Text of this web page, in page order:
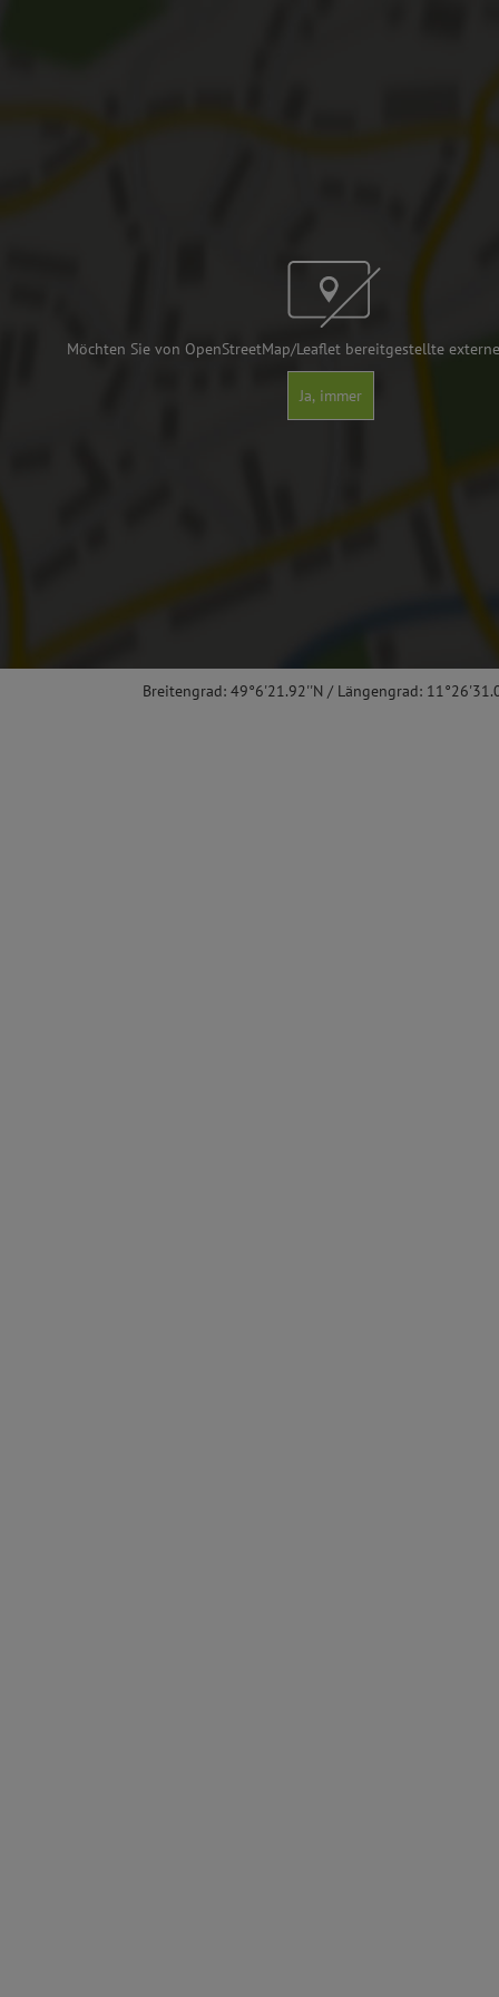
Möchten Sie von OpenStreetMap/Leaflet bereitgestellte
Ja, immer
Breitengrad: 49°6'21.92''N / Längengrad: